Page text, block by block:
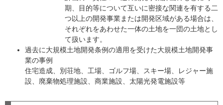
期、目的等について互いに密接な関連を有する二
つ以上の開発事業または開発区域がある場合は、
それぞれをあわせた一体の土地を一団の土地とし
て扱います。
過去に大規模土地開発条例の適用を受けた大規模土地開発事
業の事例
住宅造成、別荘地、工場、ゴルフ場、スキー場、レジャー施
設、廃棄物処理施設、商業施設、太陽光発電施設等